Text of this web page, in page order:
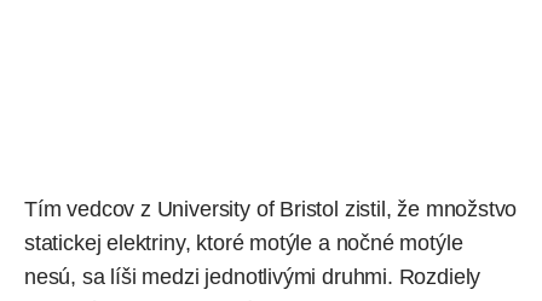
Tím vedcov z University of Bristol zistil, že množstvo
statickej elektriny, ktoré motýle a nočné motýle
nesú, sa líši medzi jednotlivými druhmi. Rozdiely